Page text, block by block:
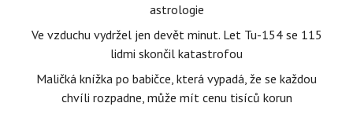
astrologie
Ve vzduchu vydržel jen devět minut. Let Tu-154 se 115
lidmi skončil katastrofou
Maličká knížka po babičce, která vypadá, že se každou
chvíli rozpadne, může mít cenu tisíců korun